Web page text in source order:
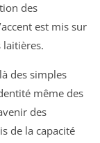
des
est mis sur
laitières.
des simples
même des
des
de la capacité